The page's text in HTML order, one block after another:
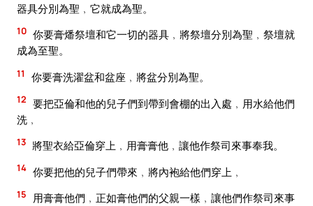
器具分別為聖﹐它就成為聖。
10 你要膏燔祭壇和它一切的器具﹐將祭壇分別為聖﹐祭壇就
成為至聖。
11 你要膏洗濯盆和盆座﹐將盆分別為聖。
12 要把亞倫和他的兒子們到帶到會棚的出入處﹐用水給他們
洗﹐
13 將聖衣給亞倫穿上﹐用膏膏他﹐讓他作祭司來事奉我。
14 你要把他的兒子們帶來﹐將內袍給他們穿上﹐
15
用膏膏他們﹐正如膏他們的父親一樣﹐讓他們作祭司來事